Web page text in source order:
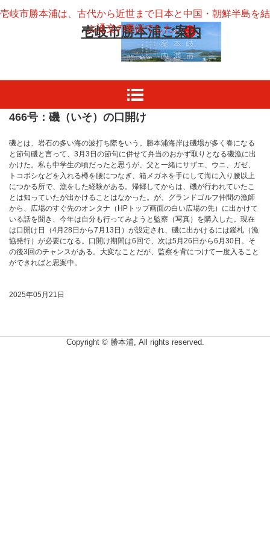
壱岐市勝本浦ご案内
壱岐市勝本浦は、古代から近世まで日本と中国・朝鮮半島を結
ぶ通交の要衝でした。
466号：磯（いそ）の口開け
磯とは、岩石の多い海の波打ち際をいう。勝本浦海岸は磯場が多く春になる
と節句磯と言って、3月3日の節句に併せて弁当のおかず取りとなる磯漁に出
かけた。私も中学生の頃だったと思うが、父と一緒にサザエ、ウニ、ガゼ、
トコボシなどを入れる樽を腰につなぎ、箱メガネを手にして海に入り腰以上
につかる所で、漁をした経験がある。帰郷してからは、磯が行われていたこ
とは知っていたが出かけることはなかった。が、グランドゴルフ仲間の漁師
から、広場のすぐ先のオンタナ（HPトップ画面の白い広場の先）に出かけて
いる話を聞き、今年は自分も行ってみようと監察（写真）を購入した。現在
は口開け日（4月28日から7月13日）が設定され、磯に出かけるには鑑札（漁
協発行）が必要になる。口開け期間は6回で、次は5月26日から6月30日。そ
の後3回のチャンスがある。大変なことだが、監察を背につけて一度入ること
ができればと思案中。
2025年05月21日
Copyright © 勝本浦, All rights reserved.